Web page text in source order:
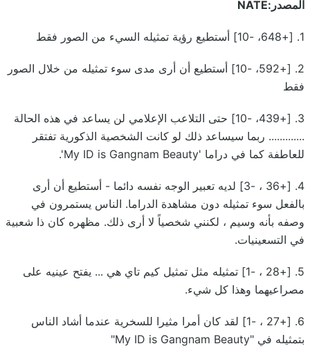
المصدر:NATE
1. [+648، -10] أستطيع رؤية تمثيله السيء من الصور فقط
2. [+592، -10] أستطيع أن أرى مدى سوء تمثيله من خلال الصور
فقط
3. [+439، -10] حتى التلاعب الإعلامي لن يساعد في هذه الحالة
............. ربما سيساعد ذلك لو كانت الشخصية الذكورية تفتقر
للعاطفة كما في دراما 'My ID is Gangnam Beauty'.
4. [+36 ، -3] لديه تعبير الوجه نفسه دائما - أستطيع أن أرى
بالفعل سوء تمثيله دون مشاهدة الدراما. الناس يستمرون في
وصفه بأنه وسيم ، لكنني شخصياً لا أرى ذلك. مظهره كان ذا شعبية
في التسعينيات.
5. [+28 ، -1] تمثيله مثل تمثيل كيم تاي هي ... يفتح عينيه على
مصراعيهما وهذا كل شيء.
6. [+27 ، -1] لقد كان أمرا مثيرا للسخرية عندما أشاد الناس
بتمثيله في "My ID is Gangnam Beauty"